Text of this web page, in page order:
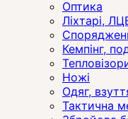
Оптика
Ліхтарі,
Кемпінг,
Ножі
Одяг,
Тактична